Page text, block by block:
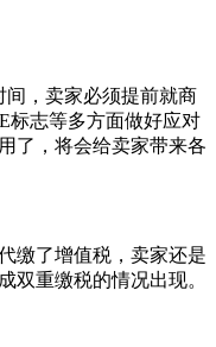
间，卖家必须提前就商
标志等多方面做好应对
了，将会给卖家带来各
缴了增值税，卖家还是
双重缴税的情况出现。